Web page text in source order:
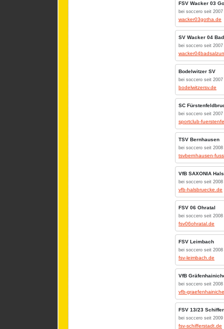
FSV Wacker 03
bei soccero seit 2007
wacker03gotha.de
SV Wacker 04
bei soccero seit 2007
Bodelwitzer SV
bei soccero seit 2007
bodelwitzersv.de
SC
bei soccero seit 2007
sportclub-
TSV Bernhausen
bei soccero seit 2008
tsvbernhausen-
VfB SAXONIA
bei soccero seit 2008
vfb-halsbruecke.de
FSV 06 Ohratal
bei soccero seit 2008
fsv06ohratal.de
FSV Leimbach
bei soccero seit 2008
fsv-leimbach.de
VfB
bei soccero seit 2008
vfb-
FSV 13/23
bei soccero seit 2009
fsv-schifferstadt.de